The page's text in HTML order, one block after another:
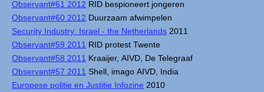
Observant#61 2012 RID bespioneert jongeren
Observant#60 2012 Duurzaam afwimpelen
Security Industry: Israel - the Netherlands 2011
Observant#59 2011 RID protest Twente
Observant#58 2011 Kraaijer, AIVD, De Telegraaf
Observant#57 2011 Shell, imago AIVD, India
Europese politie en Justitie Infozine 2010